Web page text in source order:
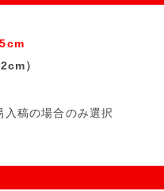
）
稿の場合のみ選択